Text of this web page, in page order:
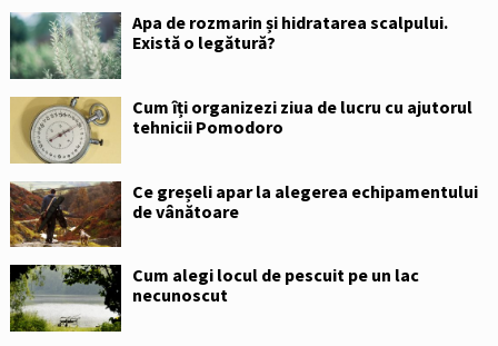
Apa de rozmarin și hidratarea scalpului.
Există o legătură?
Cum îți organizezi ziua de lucru cu ajutorul
tehnicii Pomodoro
Ce greșeli apar la alegerea echipamentului
de vânătoare
Cum alegi locul de pescuit pe un lac
necunoscut